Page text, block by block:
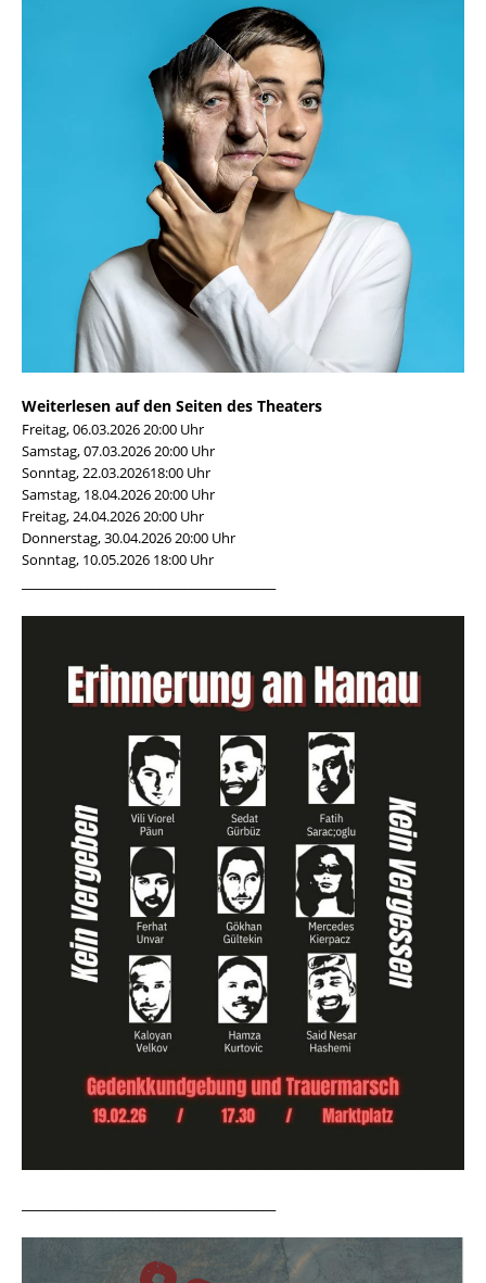
Weiterlesen auf den Seiten des Theaters
Freitag, 06.03.2026 20:00 Uhr
Samstag, 07.03.2026 20:00 Uhr
Sonntag, 22.03.202618:00 Uhr
Samstag, 18.04.2026 20:00 Uhr
Freitag, 24.04.2026 20:00 Uhr
Donnerstag, 30.04.2026 20:00 Uhr
Sonntag, 10.05.2026 18:00 Uhr